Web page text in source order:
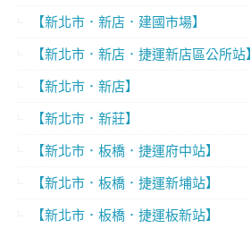
【新北市．新店．建國市場】
【新北市．新店．捷運新店區公所站】
【新北市．新店】
【新北市．新莊】
【新北市．板橋．捷運府中站】
【新北市．板橋．捷運新埔站】
【新北市．板橋．捷運板新站】